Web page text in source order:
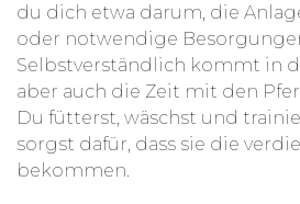
du dich etwa darum, die
oder notwendige
Selbstverständlich kommt in
aber auch die Zeit mit den
Du fütterst, wäschst und
sorgst dafür, dass sie die
bekommen.